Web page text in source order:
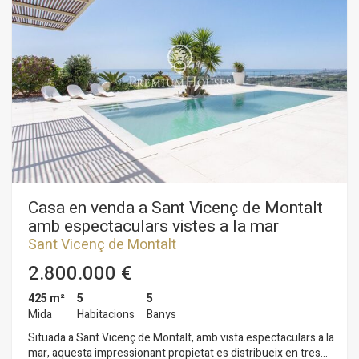
habilitats com a jardí, però es pot edificar una altra casa per a
algun membre de la família o prendre-ho com una inversió per
a la futura construcció de diversos habitatges. Garatge per a 4
cotxes i espai per a aparcar més vehicles a l'exterior.
Casa en venda a Sant Vicenç de Montalt
amb espectaculars vistes a la mar
Sant Vicenç de Montalt
2.800.000 €
425 m²
Mida
5
Habitacions
5
Banys
Situada a Sant Vicenç de Montalt, amb vista espectaculars a la
mar, aquesta impressionant propietat es distribueix en tres